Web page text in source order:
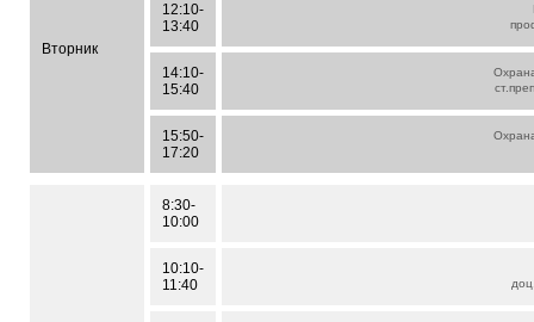
Вторник
12:10-
13:40
14:10-
15:40
15:50-
17:20
8:30-
10:00
10:10-
11:40